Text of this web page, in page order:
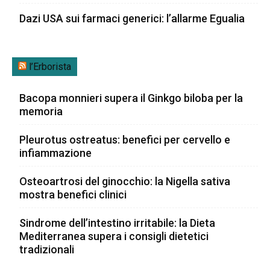
Dazi USA sui farmaci generici: l’allarme Egualia
l’Erborista
Bacopa monnieri supera il Ginkgo biloba per la
memoria
Pleurotus ostreatus: benefici per cervello e
infiammazione
Osteoartrosi del ginocchio: la Nigella sativa
mostra benefici clinici
Sindrome dell’intestino irritabile: la Dieta
Mediterranea supera i consigli dietetici
tradizionali